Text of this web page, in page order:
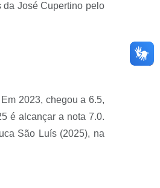
da José Cupertino pelo
2023, chegou a 6.5,
é alcançar a nota 7.0.
São Luís (2025), na